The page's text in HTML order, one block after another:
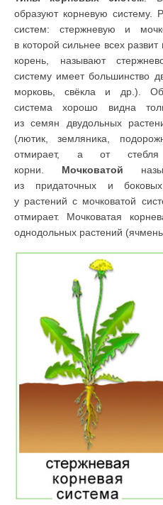
образуют корневую систему.
систем: стержневую и
в которой сильнее всех
корень, называют
систему имеет большинство
морковь, свёкла и др.).
система хорошо видна
из семян двудольных
(лютик, земляника,
отмирает, а от стеб­ля
корни. Мочковатой
из придаточных и
у растений с мочковатой
отмирает. Мочковатая
однодольных растений